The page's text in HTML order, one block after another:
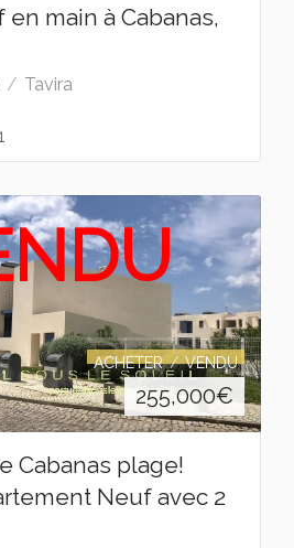
main à Cabanas,
Tavira
ACHETER VENDU
255,000€
Cabanas plage!
Neuf avec 2